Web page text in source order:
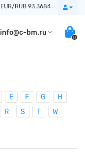
EUR/RUB 93.3684
info@c-bm.ru
0
E F G
H
R S T
W